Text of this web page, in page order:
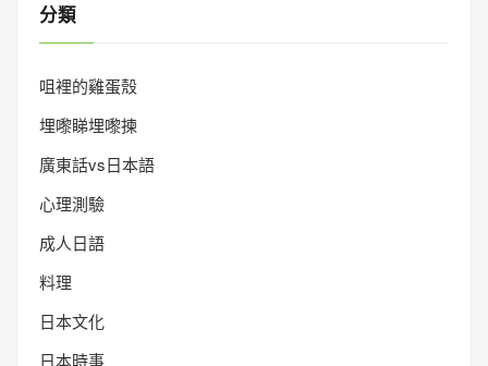
分類
咀裡的雞蛋殼
埋嚟睇埋嚟揀
廣東話vs日本語
心理測驗
成人日語
料理
日本文化
日本時事